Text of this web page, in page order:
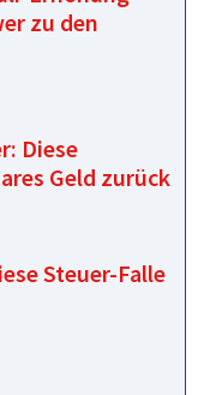
zu den
Diese
Geld zurück
Steuer-Falle